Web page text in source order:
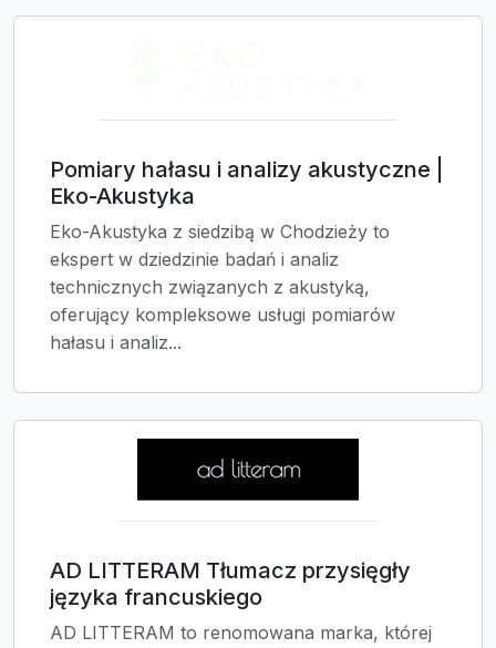
Pomiary hałasu i analizy akustyczne |
Eko-Akustyka
Eko-Akustyka z siedzibą w Chodzieży to
ekspert w dziedzinie badań i analiz
technicznych związanych z akustyką,
oferujący kompleksowe usługi pomiarów
hałasu i analiz...
AD LITTERAM Tłumacz przysięgły
języka francuskiego
AD LITTERAM to renomowana marka, której